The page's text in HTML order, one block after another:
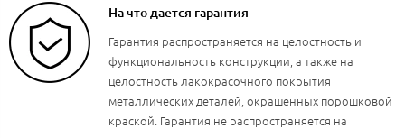
На что дается гарантия
Гарантия распространяется на целостность и
функциональность конструкции, а также на
целостность лакокрасочного покрытия
металлических деталей, окрашенных порошковой
краской. Гарантия не распространяется на